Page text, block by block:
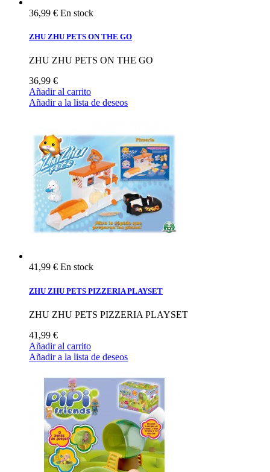
36,99 € En stock
ZHU ZHU PETS ON THE GO
ZHU ZHU PETS ON THE GO
36,99 €
Añadir al carrito
Añadir a la lista de deseos
41,99 € En stock
ZHU ZHU PETS PIZZERIA PLAYSET
ZHU ZHU PETS PIZZERIA PLAYSET
41,99 €
Añadir al carrito
Añadir a la lista de deseos